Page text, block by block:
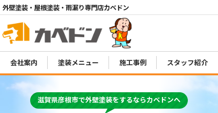
外壁塗装・屋根塗装・雨漏り専門店カベドン
電話
会社案内 塗装メニュー 施工事例 スタッフ紹介
滋賀県彦根市で外壁塗装をするならカベドンへ